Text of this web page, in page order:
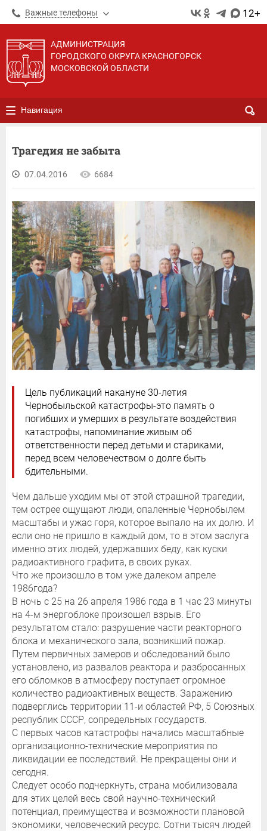
Важные телефоны 12+
АДМИНИСТРАЦИЯ
ГОРОДСКОГО ОКРУГА КРАСНОГОРСК
МОСКОВСКОЙ ОБЛАСТИ
Навигация
Трагедия не забыта
07.04.2016 6684
Цель публикаций накануне 30-летия
Чернобыльской катастрофы-это память о
погибших и умерших в результате воздействия
катастрофы, напоминание живым об
ответственности перед детьми и стариками,
перед всем человечеством о долге быть
бдительными.
Чем дальше уходим мы от этой страшной трагедии,
тем острее ощущают люди, опаленные Чернобылем
масштабы и ужас горя, которое выпало на их долю. И
если оно не пришло в каждый дом, то в этом заслуга
именно этих людей, удержавших беду, как куски
радиоактивного графита, в своих руках.
Что же произошло в том уже далеком апреле
1986года?
В ночь с 25 на 26 апреля 1986 года в 1 час 23 минуты
на 4-м энергоблоке произошел взрыв. Его
результатом стало: разрушение части реакторного
блока и механического зала, возникший пожар.
Путем первичных замеров и обследований было
установлено, из развалов реактора и разбросанных
его обломков в атмосферу поступает огромное
количество радиоактивных веществ. Заражению
подверглись территории 11-и областей РФ, 5 Союзных
республик СССР, сопредельных государств.
С первых часов катастрофы начались масштабные
организационно-технические мероприятия по
ликвидации ее последствий. Не прекращены они и
сегодня.
Следует особо подчеркнуть, страна мобилизовала
для этих целей весь свой научно-технический
потенциал, преимущества и возможности плановой
экономики, человеческий ресурс. Сотни тысяч людей